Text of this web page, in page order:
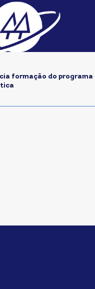
formação do programa